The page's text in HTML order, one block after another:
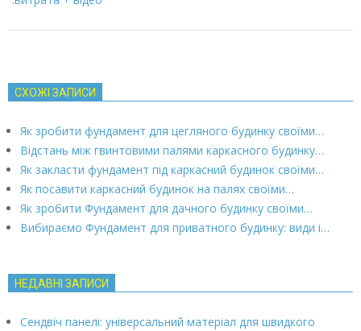
СХОЖІ ЗАПИСИ
Як зробити фундамент для цегляного будинку своїми…
Відстань між гвинтовими палями каркасного будинку…
Як закласти фундамент під каркасний будинок своїми…
Як посавити каркасний будинок на палях своїми…
Як зробити Фундамент для дачного будинку своїми…
Вибираємо Фундамент для приватного будинку: види і…
НЕДАВНІ ЗАПИСИ
Сендвіч панелі: універсальний матеріал для швидкого